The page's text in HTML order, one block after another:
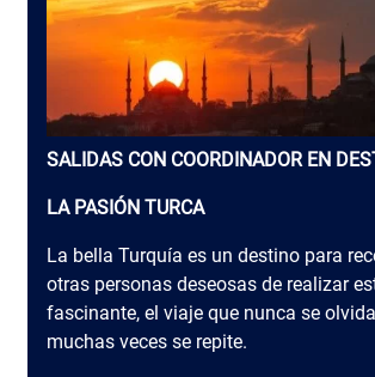
SALIDAS CON COORDINADOR EN
LA PASIÓN TURCA
La bella Turquía es un destino para
otras personas deseosas de realizar
fascinante, el viaje que nunca se
muchas veces se repite.